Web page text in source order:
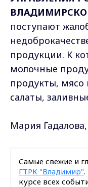
поступают
продукции. К
молочные
продукты,
салаты,
Мария
Самые свежие и
ГТРК "Владимир".
курсе всех